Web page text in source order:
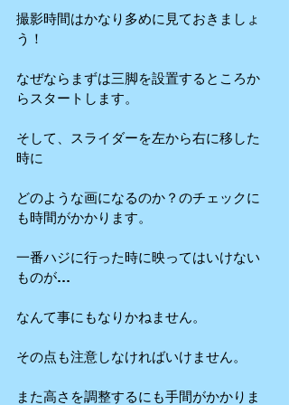
撮影時間はかなり多めに見ておきましょ
う！
なぜならまずは三脚を設置するところか
らスタートします。
そして、スライダーを左から右に移した
時に
どのような画になるのか？のチェックに
も時間がかかります。
一番ハジに行った時に映ってはいけない
ものが…
なんて事にもなりかねません。
その点も注意しなければいけません。
また高さを調整するにも手間がかかりま